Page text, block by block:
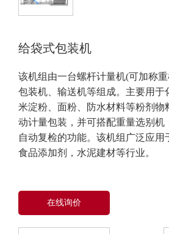
给袋式包装机
该机组由一台螺杆计量机(可加称
包装机、输送机等组成。主要用于
米淀粉、面粉、防水材料等粉剂物
动计量包装，并可搭配重量选别机
自动复检的功能。该机组广泛应用
食品添加剂，水泥建材等行业。
在线询价